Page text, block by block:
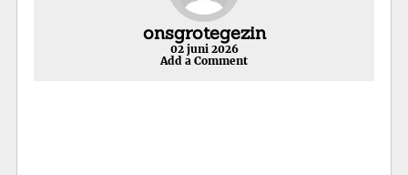
onsgrotegezin
02 juni 2026
Add a Comment